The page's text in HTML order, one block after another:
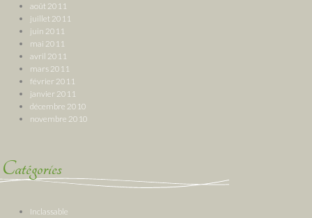
août 2011
juillet 2011
juin 2011
mai 2011
avril 2011
mars 2011
février 2011
janvier 2011
décembre 2010
novembre 2010
Catégories
Inclassable